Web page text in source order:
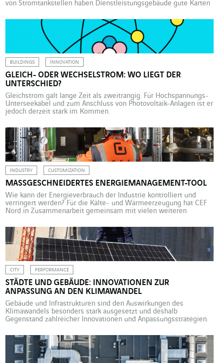
von Stromtankstellen haben Dienstleistungsgebäude gute Karten
Schätzungen gehen davon aus, dass 2035 knapp 17 Millionen
Elektrofahrzeuge auf französischen Straßen unterwegs sein
werden, gegenüber 1,1 Mio. im Jahr 2022. Die […]
BUILDINGS INNOVATION
GLEICH- ODER WECHSELSTROM: WO LIEGT DER
UNTERSCHIED?
Gleichstrom galt lange Zeit als zweitrangig. Für Hochspannungs-
Unterseekabel und zum Anschluss von Photovoltaik-Anlagen ist er
jedoch derzeit stark im Kommen.
INDUSTRY CUSTOMIZATION
MASSGESCHNEIDERTES ENERGIEMANAGEMENT-TOOL
Wie kann der Energieverbrauch der Industrie kontrolliert und
verringert werden? Für die Kälte- und Wärmeerzeugung hat CEF
Nord in Zusammenarbeit gemeinsam mit vielen weiteren
kostenoptimierte Lösung entwickelt. Das Netzwerk Kältetechnik
von VINCI Energies möchte seine Kundinnen und Kunden bei der
Energiewende unterstützen und den Energiebedarf der
Medienversorgung (Kälte- […]
CITY PERFORMANCE
STÄDTE UND GEBÄUDE: INNOVATIONEN ZUR
ANPASSUNG AN DEN KLIMAWANDEL
Gebäude und Infrastrukturen sind den Auswirkungen des
Klimawandels besonders stark ausgesetzt und deshalb
Gegenstand zahlreicher Innovationen und Anpassungsstrategien.
Städte und Gebäude auf dem Weg zur Klimaresilienz zu
unterstützen. Plus 4°C im Jahr 2100. Darauf bereitet sich ein Land
wie Frankreich im dritten Entwurf des nationalen Programms zur
Anpassung […]